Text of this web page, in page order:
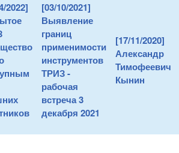
2022]
[03/10/2021]
Выявление
границ
применимости
инструментов
ТРИЗ -
рабочая
встреча 3
декабря 2021
[17/11/2020]
Александр
Тимофеевич
Кынин